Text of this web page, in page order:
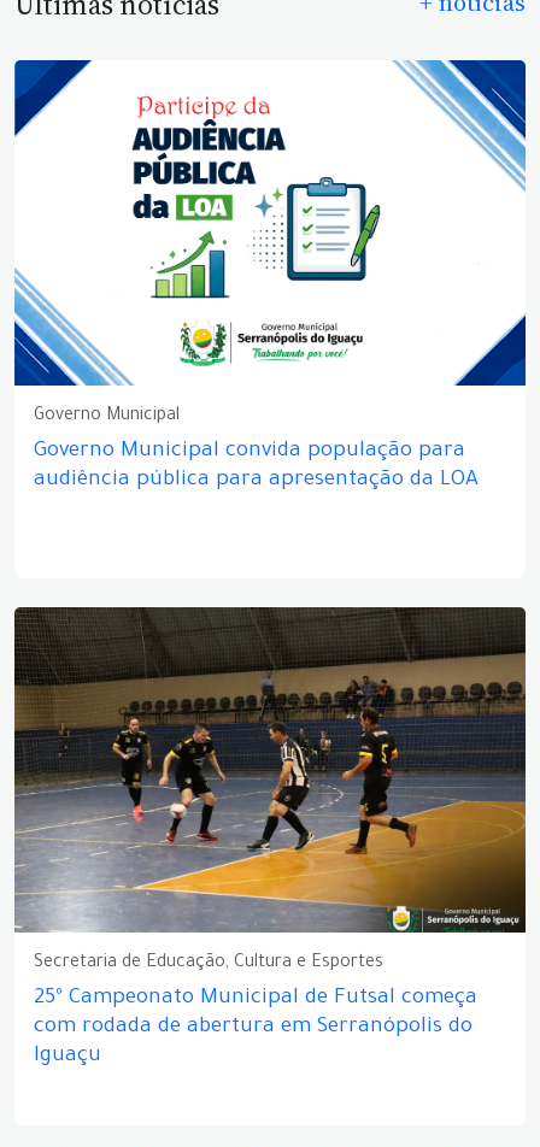
Governo Municipal
Governo Municipal convida população para
audiência pública para apresentação da LOA
Secretaria de Educação, Cultura e Esportes
25º Campeonato Municipal de Futsal começa
com rodada de abertura em Serranópolis do
Iguaçu